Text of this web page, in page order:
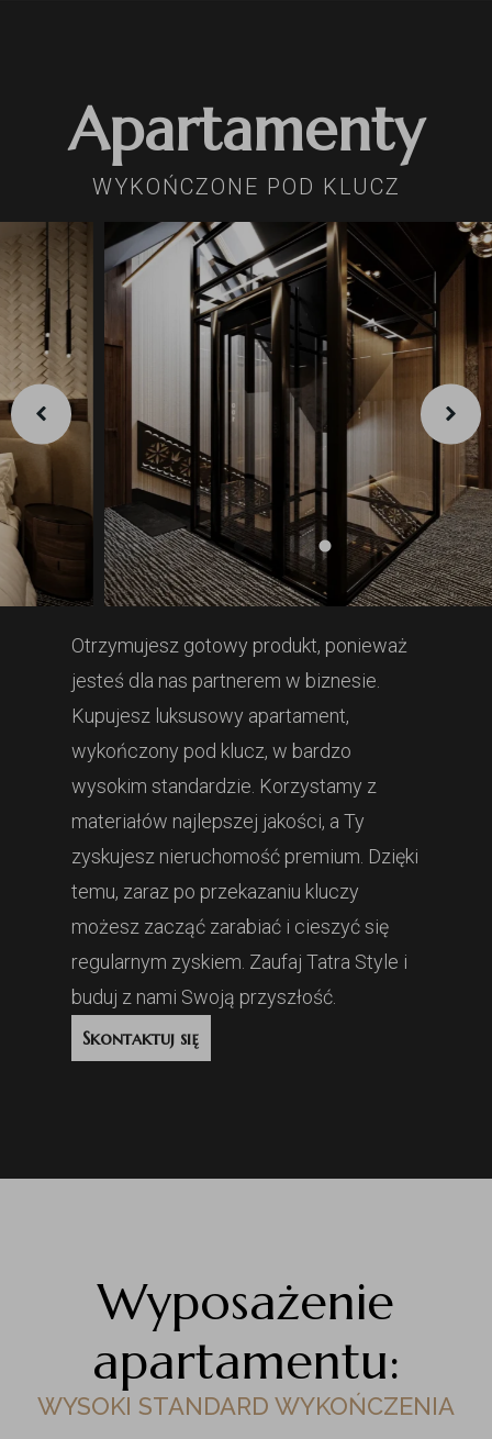
Apartamenty
WYKOŃCZONE POD KLUCZ
Otrzymujesz gotowy produkt, ponieważ
jesteś dla nas partnerem w biznesie.
Kupujesz luksusowy apartament,
wykończony pod klucz, w bardzo
wysokim standardzie. Korzystamy z
materiałów najlepszej jakości, a Ty
zyskujesz nieruchomość premium. Dzięki
temu, zaraz po przekazaniu kluczy
możesz zacząć zarabiać i cieszyć się
regularnym zyskiem. Zaufaj Tatra Style i
buduj z nami Swoją przyszłość.
Skontaktuj się
Wyposażenie
apartamentu:
WYSOKI STANDARD WYKOŃCZENIA